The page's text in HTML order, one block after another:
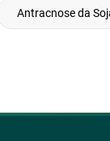
Antracnose da